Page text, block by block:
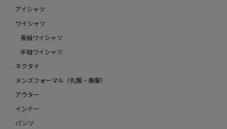
アイシャツ
ワイシャツ
長袖ワイシャツ
半袖ワイシャツ
ネクタイ
メンズフォーマル（礼服・喪服）
アウター
インナー
パンツ